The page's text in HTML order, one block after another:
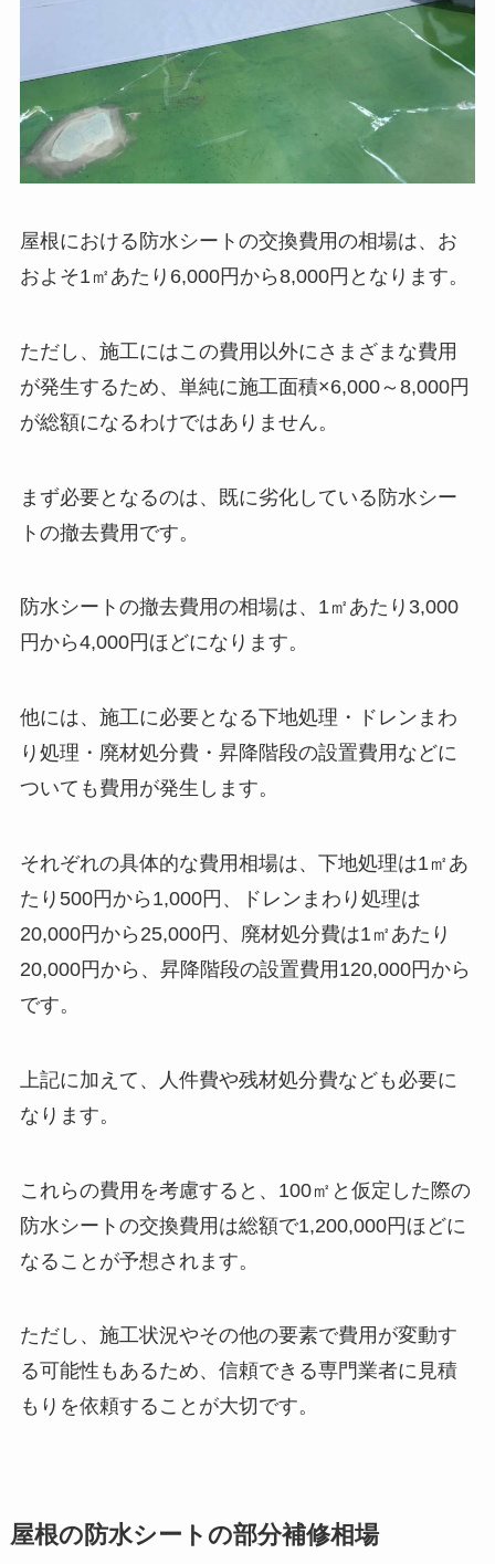
屋根における防水シートの交換費用の相場は、お
およそ1㎡あたり6,000円から8,000円となります。
ただし、施工にはこの費用以外にさまざまな費用
が発生するため、単純に施工面積×6,000～8,000円
が総額になるわけではありません。
まず必要となるのは、既に劣化している防水シー
トの撤去費用です。
防水シートの撤去費用の相場は、1㎡あたり3,000
円から4,000円ほどになります。
他には、施工に必要となる下地処理・ドレンまわ
り処理・廃材処分費・昇降階段の設置費用などに
ついても費用が発生します。
それぞれの具体的な費用相場は、下地処理は1㎡あ
たり500円から1,000円、ドレンまわり処理は
20,000円から25,000円、廃材処分費は1㎡あたり
20,000円から、昇降階段の設置費用120,000円から
です。
上記に加えて、人件費や残材処分費なども必要に
なります。
これらの費用を考慮すると、100㎡と仮定した際の
防水シートの交換費用は総額で1,200,000円ほどに
なることが予想されます。
ただし、施工状況やその他の要素で費用が変動す
る可能性もあるため、信頼できる専門業者に見積
もりを依頼することが大切です。
屋根の防水シートの部分補修相場